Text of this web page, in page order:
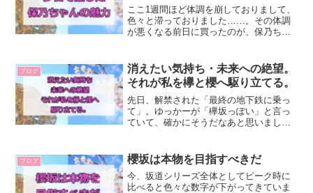
ここ1週間ほど体調を崩しておりまして、
色々と滞っておりました……。その体調
が悪くなる前日に買ったのが、保乃ちゃ
もありましたが 笑、ストーリーがあっ
て、とても良かったで...
ブログ
消えたい気持ち・未来への絶望。
それが私を欅と櫻へ駆り立てる。
先日、解禁された「最終の地下鉄に乗っ
て」。ゆっかーが「欅坂っぽい」と言っ
ていて、確かにそうだなあと思いまし
入る前には「自分は何のために生まれて
きたんだろう」と思うことが...
ブログ 櫻坂は本物を目指すべきだ
今、坂道シリーズ全体としてピーク時に
比べると色々な数字が下がってきていま